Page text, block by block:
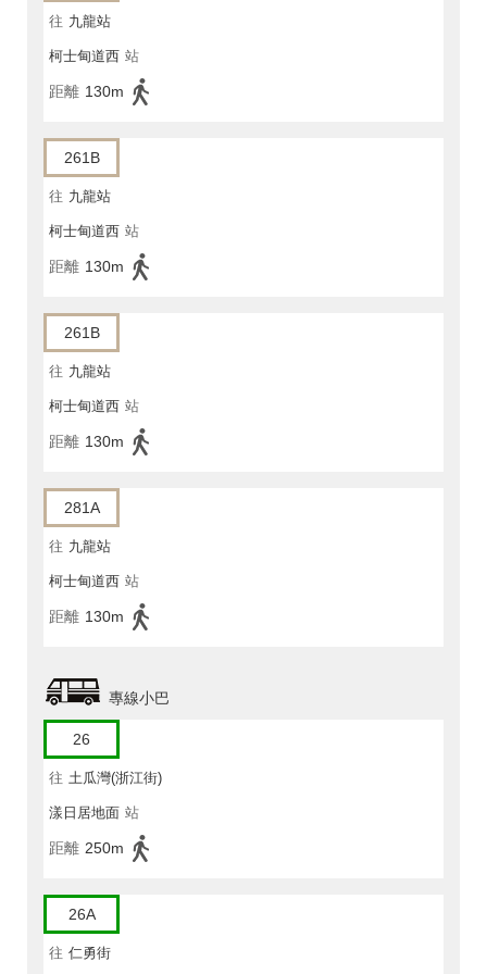
往 九龍站
柯士甸道西 站
距離 130m
261B
往 九龍站
柯士甸道西 站
距離 130m
261B
往 九龍站
柯士甸道西 站
距離 130m
281A
往 九龍站
柯士甸道西 站
距離 130m
專線小巴
26
往 土瓜灣(浙江街)
漾日居地面 站
距離 250m
26A
往 仁勇街